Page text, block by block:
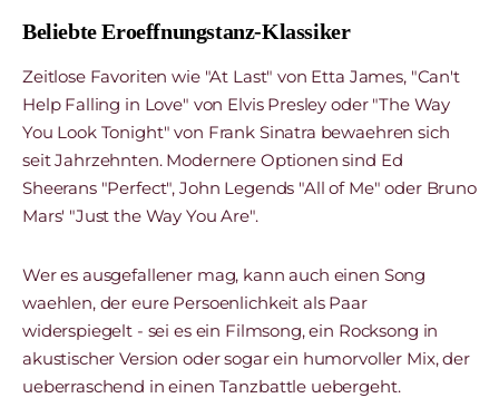
Beliebte Eroeffnungstanz-Klassiker
Zeitlose Favoriten wie "At Last" von Etta James, "Can't
Help Falling in Love" von Elvis Presley oder "The Way
You Look Tonight" von Frank Sinatra bewaehren sich
seit Jahrzehnten. Modernere Optionen sind Ed
Sheerans "Perfect", John Legends "All of Me" oder Bruno
Mars' "Just the Way You Are".
Wer es ausgefallener mag, kann auch einen Song
waehlen, der eure Persoenlichkeit als Paar
widerspiegelt - sei es ein Filmsong, ein Rocksong in
akustischer Version oder sogar ein humorvoller Mix, der
ueberraschend in einen Tanzbattle uebergeht.